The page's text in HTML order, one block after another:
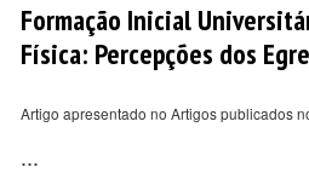
Formação Inicial
Física: Percepções dos
Artigo apresentado no Artigos publicados
...